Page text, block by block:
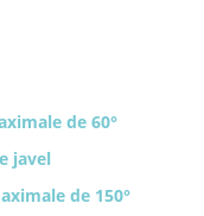
de 60°
javel
de 150°